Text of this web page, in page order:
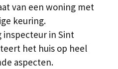
van een woning met
keuring.
inspecteur in Sint
het huis op heel
aspecten.